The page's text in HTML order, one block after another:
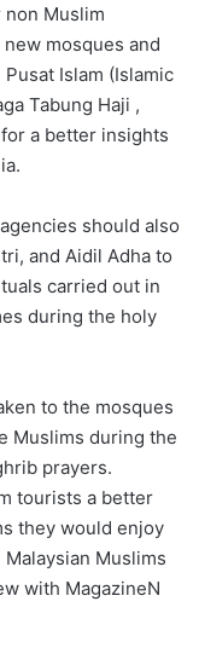
non Muslim
mosques and
Islam (Islamic
Tabung Haji ,
a better insights
should also
and Aidil Adha to
carried out in
during the holy
to the mosques
Muslims during the
prayers.
tourists a better
they would enjoy
Muslims
with MagazineN